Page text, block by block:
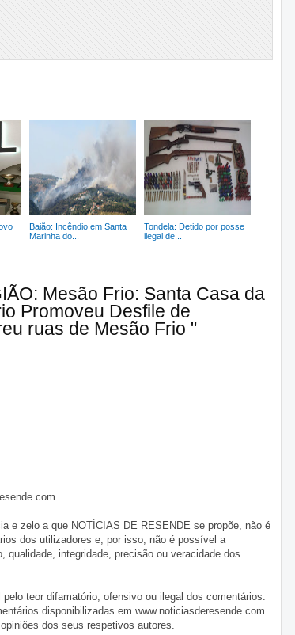
Baião: Incêndio em Santa
Marinha do...
Tondela: Detido por posse
ilegal de...
Mesão Frio: Santa Casa da
Promoveu Desfile de
ruas de Mesão Frio "
e zelo a que NOTÍCIAS DE RESENDE se propõe, não é
dos utilizadores e, por isso, não é possível a
qualidade, integridade, precisão ou veracidade dos
teor difamatório, ofensivo ou ilegal dos comentários.
disponibilizadas em www.noticiasderesende.com
dos seus respetivos autores.